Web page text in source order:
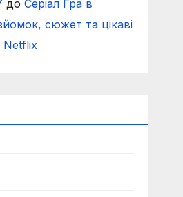
доСеріал Гра в
сюжет та цікаві